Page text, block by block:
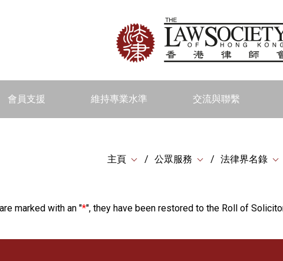
會員支援 維持專業水準 交流與聯繫
主頁 公眾服務 法律界名錄
marked with an "*", they have been restored to the Roll of